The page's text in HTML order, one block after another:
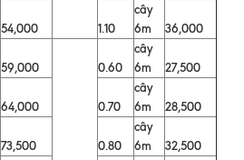
54,000 1.10
cây
6m
36,000
59,000 0.60
cây
6m
27,500
64,000 0.70
cây
6m
28,500
73,500 0.80
cây
6m
32,500